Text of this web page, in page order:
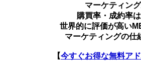
マーケティン
購買率・成約率
世界的に評価が高い
マーケティングの仕
【今すぐお得な無料ア